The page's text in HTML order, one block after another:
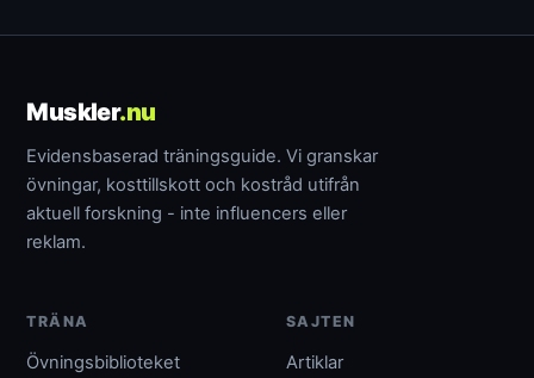
Muskler.nu
Evidensbaserad träningsguide. Vi granskar
övningar, kosttillskott och kostråd utifrån
aktuell forskning - inte influencers eller
reklam.
TRÄNA
Övningsbiblioteket
SAJTEN
Artiklar